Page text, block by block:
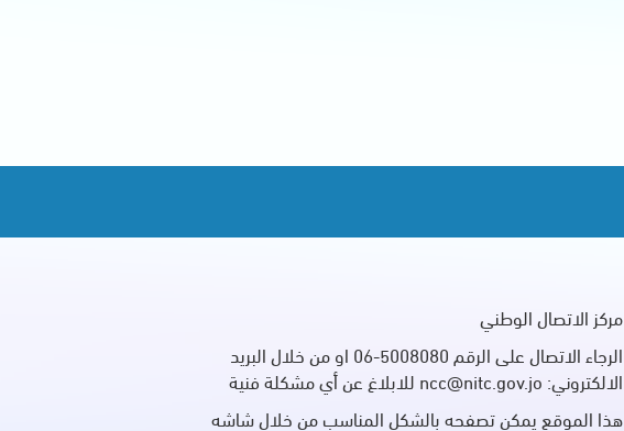
مركز الاتصال الوطني
الرجاء الاتصال على الرقم 5008080-06 او من خلال البريد
الالكتروني: ncc@nitc.gov.jo للابلاغ عن أي مشكلة فنية
هذا الموقع يمكن تصفحه بالشكل المناسب من خلال شاشه